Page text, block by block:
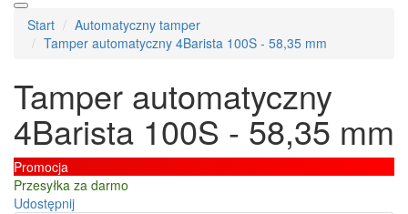
Start
Automatyczny tamper
Tamper automatyczny 4Barista 100S - 58,35 mm
Tamper automatyczny
4Barista 100S - 58,35 mm
Promocja
Przesyłka za darmo
Udostępnij